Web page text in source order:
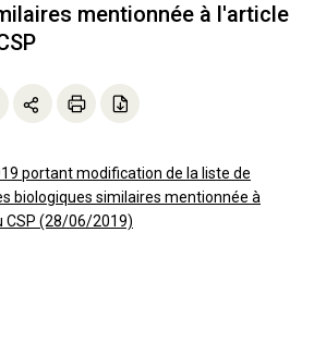
mentionnée à l'article
portant modification de la liste de
biologiques similaires mentionnée à
CSP (28/06/2019)